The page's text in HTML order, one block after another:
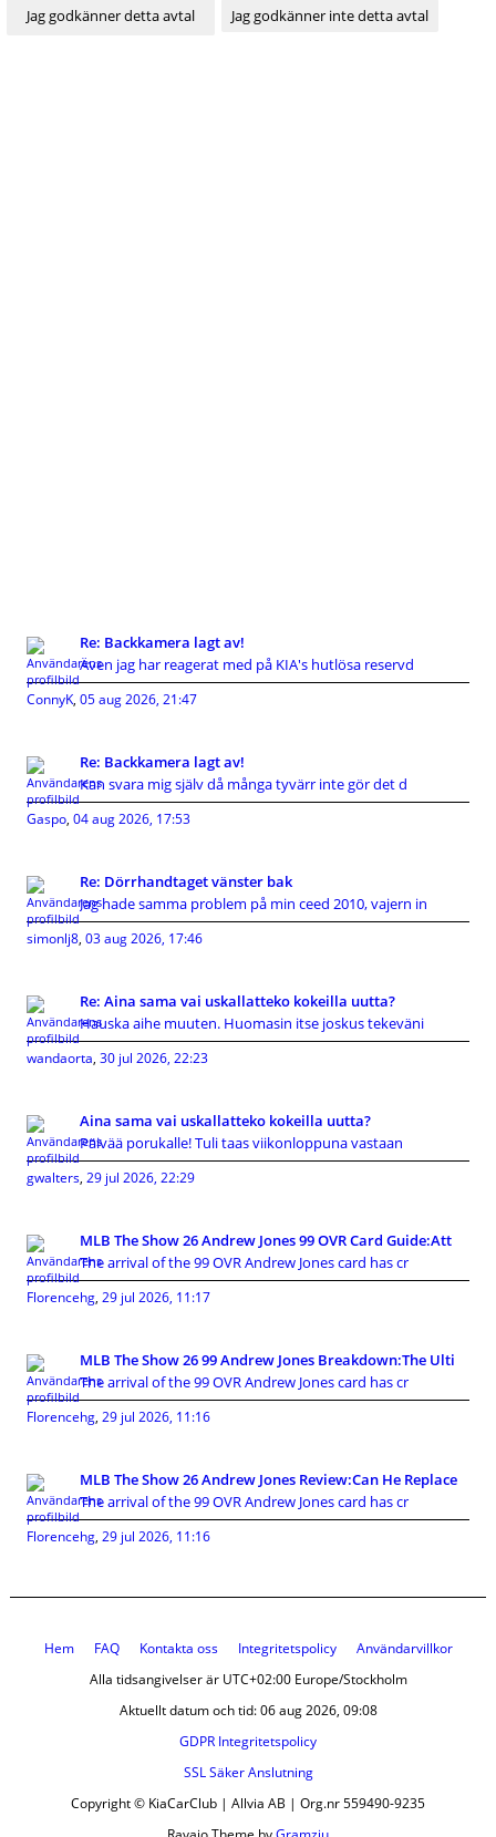
Re: Backkamera lagt av!
Även jag har reagerat med på KIA's hutlösa reservd
ConnyK, 05 aug 2026, 21:47
Re: Backkamera lagt av!
Kan svara mig själv då många tyvärr inte gör det d
Gaspo, 04 aug 2026, 17:53
Re: Dörrhandtaget vänster bak
Jag hade samma problem på min ceed 2010, vajern in
simonlj8, 03 aug 2026, 17:46
Re: Aina sama vai uskallatteko kokeilla uutta?
Hauska aihe muuten. Huomasin itse joskus tekeväni
wandaorta, 30 jul 2026, 22:23
Aina sama vai uskallatteko kokeilla uutta?
Päivää porukalle! Tuli taas viikonloppuna vastaan
gwalters, 29 jul 2026, 22:29
MLB The Show 26 Andrew Jones 99 OVR Card Guide:Att
The arrival of the 99 OVR Andrew Jones card has cr
Florencehg, 29 jul 2026, 11:17
MLB The Show 26 99 Andrew Jones Breakdown:The Ulti
The arrival of the 99 OVR Andrew Jones card has cr
Florencehg, 29 jul 2026, 11:16
MLB The Show 26 Andrew Jones Review:Can He Replace
The arrival of the 99 OVR Andrew Jones card has cr
Florencehg, 29 jul 2026, 11:16
Hem FAQ Kontakta oss Integritetspolicy
Användarvillkor
Alla tidsangivelser är UTC+02:00 Europe/Stockholm
Aktuellt datum och tid: 06 aug 2026, 09:08
GDPR Integritetspolicy
SSL Säker Anslutning
Copyright © KiaCarClub | Allvia AB | Org.nr 559490-9235